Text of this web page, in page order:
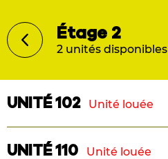
Étage 2
2 unités disponibles
UNITÉ 102 Unité louée
Maison de ville
UNITÉ 110 Unité louée